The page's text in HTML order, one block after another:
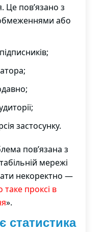
Це пов’язано з
або
застосунку.
пов’язана з
мережі
некоректно —
проксі в
».
статистика